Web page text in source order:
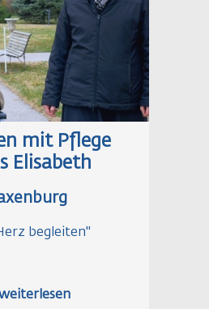
mit Pflege
Elisabeth
begleiten"